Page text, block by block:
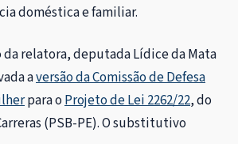
doméstica e familiar.
da relatora, deputada Lídice da Mata
aversão da Comissão de Defesa
para o Projeto de Lei 2262/22, do
(PSB-PE). Osubstitutivo